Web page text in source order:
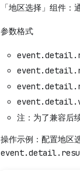
「地区选择」组件
参数格式
注：为了兼容后
操作示例：配置地区